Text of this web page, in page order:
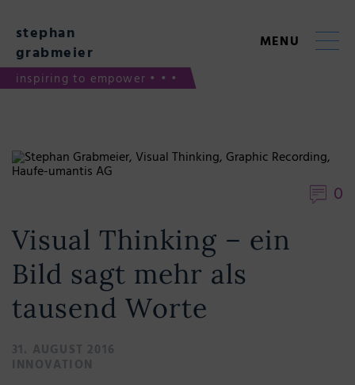
content
stephan
grabmeier
inspiring to empower • • •
MENU
0
Visual Thinking – ein
Bild sagt mehr als
tausend Worte
31. AUGUST 2016
INNOVATION